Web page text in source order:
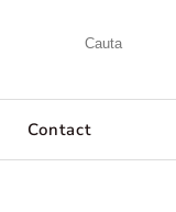
Contact